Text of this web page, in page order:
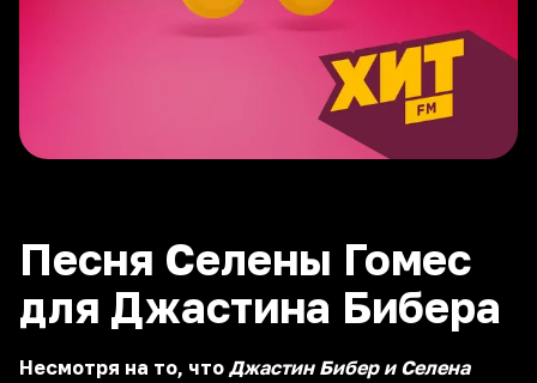
Песня Селены Гомес
для Джастина Бибера
Несмотря на то, что Джастин Бибер и Селена